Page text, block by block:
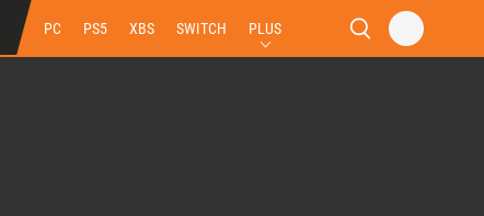
PC PS5 XBS SWITCH PLUS